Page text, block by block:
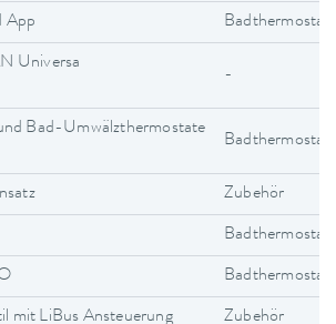
App
Universa
-
Bad-Umwälzthermostate
Zubehör
mit LiBus Ansteuerung Zubehör